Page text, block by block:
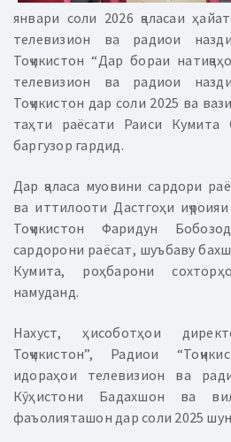
январи соли 2026 ҷаласаи
телевизион ва радиои
Тоҷикистон “Дар бораи
телевизион ва радиои
Тоҷикистон дар соли 2025 ва
таҳти раёсати Раиси Кумита
баргузор гардид.
Дар ҷаласа муовини сардори
ва иттилооти Дастгоҳи
Тоҷикистон Фаридун
сардорони раёсат, шуъбаву
Кумита, роҳбарони
намуданд.
Нахуст, ҳисоботҳои
Тоҷикистон”, Радиои
идораҳои телевизион ва
Кӯҳистони Бадахшон ва
фаъолияташон дар соли 2025